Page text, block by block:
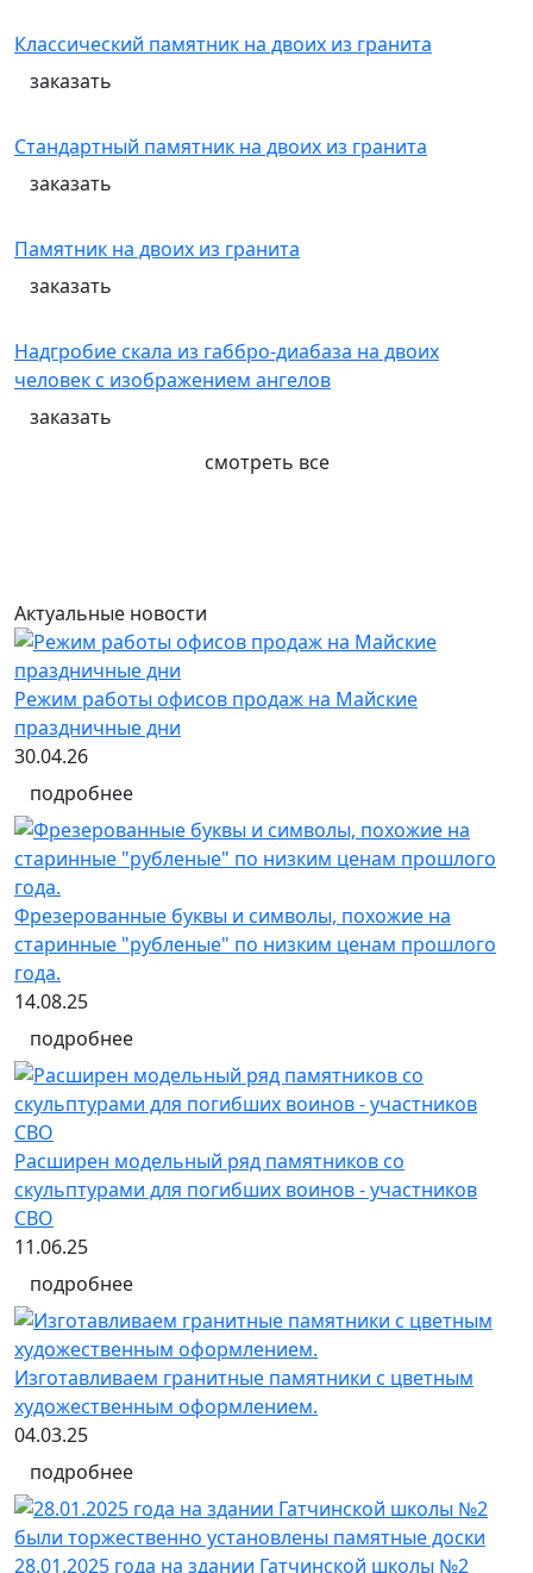
Классический памятник на двоих из гранита
заказать
Стандартный памятник на двоих из гранита
заказать
Памятник на двоих из гранита
заказать
Надгробие скала из габбро-диабаза на двоих
человек с изображением ангелов
заказать
смотреть все
Актуальные новости
Режим работы офисов продаж на Майские
праздничные дни
30.04.26
подробнее
Фрезерованные буквы и символы, похожие на
старинные "рубленые" по низким ценам прошлого
года.
14.08.25
подробнее
Расширен модельный ряд памятников со
скульптурами для погибших воинов - участников
СВО
11.06.25
подробнее
Изготавливаем гранитные памятники с цветным
художественным оформлением.
04.03.25
подробнее
28.01.2025 года на здании Гатчинской школы №2